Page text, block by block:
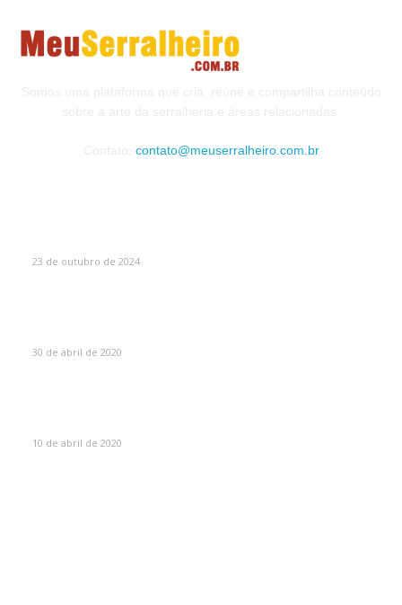
contato@meuserralheiro.com.br
23 de outubro de 2024
30 de abril de 2020
10 de abril de 2020